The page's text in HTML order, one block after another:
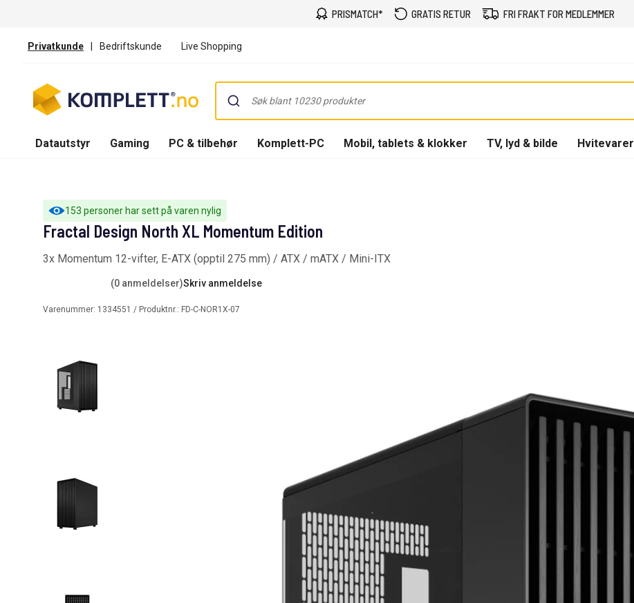
PRISMATCH* GRATIS RETUR FRI FRAKT FOR MEDLEMMER
Privatkunde | Bedriftskunde Live Shopping
Datautstyr Gaming PC & tilbehør Komplett-PC Mobil, tablets & klokker TV, lyd & bilde Hvitevarer
153 personer har sett på varen nylig
Fractal Design North XL Momentum Edition
3x Momentum 12-vifter, E-ATX (opptil 275 mm) / ATX / mATX / Mini-ITX
(0 anmeldelser)Skriv anmeldelse
Varenummer: 1334551 / Produktnr.: FD-C-NOR1X-07